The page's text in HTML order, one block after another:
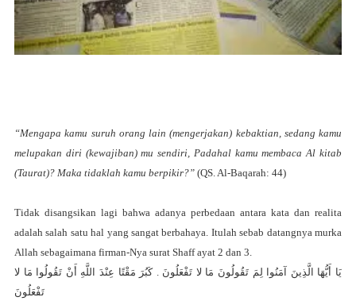
“Mengapa kamu suruh orang lain (mengerjakan) kebaktian, sedang kamu
melupakan diri (kewajiban) mu sendiri, Padahal kamu membaca Al kitab
(Taurat)? Maka tidaklah kamu berpikir?” (QS. Al-Baqarah: 44)
Tidak disangsikan lagi bahwa adanya perbedaan antara kata dan realita
adalah salah satu hal yang sangat berbahaya. Itulah sebab datangnya murka
Allah sebagaimana firman-Nya surat Shaff ayat 2 dan 3.
يَا أَيُّهَا الَّذِينَ آمَنُوا لِمَ تَقُولُونَ مَا لا تَفْعَلُونَ . كَبُرَ مَقْتًا عِنْدَ اللَّهِ أَنْ تَقُولُوا مَا لا
تَفْعَلُونَ